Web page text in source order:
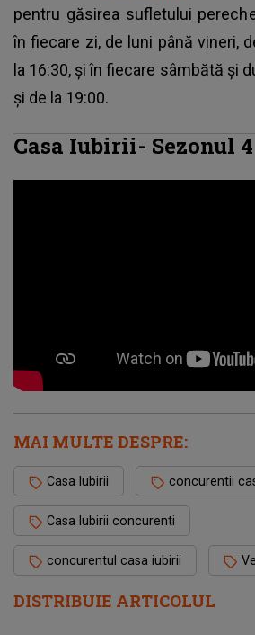
DISTRIBUIE ARTICOLUL
pentru găsirea sufletului
în fiecare zi, de luni până vineri,
la 16:30, și în fiecare sâmbătă și
și de la 19:00.
Casa Iubirii- Sezonul 4
MAI MULTE DESPRE:
Casa Iubirii concurentii
Casa Iubirii concurenti
concurentul casa iubirii